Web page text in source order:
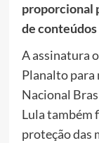
proporcional
de
A assinatura
Planalto para
Nacional
Lula também
proteção das